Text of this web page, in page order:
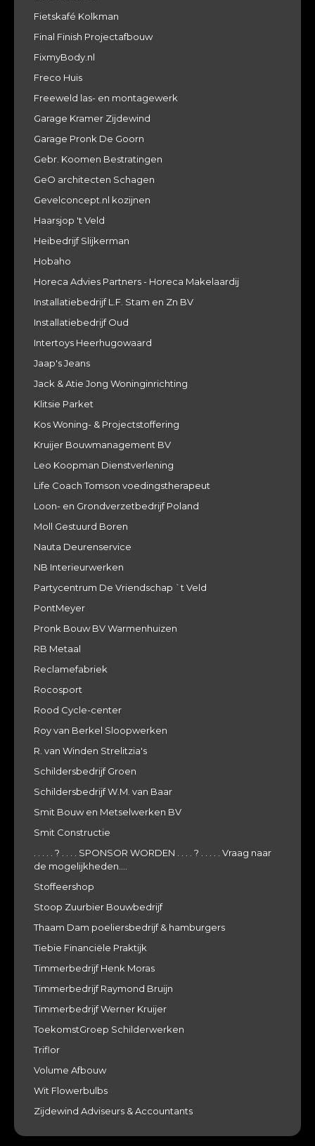
Fietskafé Kolkman
Final Finish Projectafbouw
FixmyBody.nl
Freco Huis
Freeweld las- en montagewerk
Garage Kramer Zijdewind
Garage Pronk De Goorn
Gebr. Koomen Bestratingen
GeO architecten Schagen
Gevelconcept.nl kozijnen
Haarsjop 't Veld
Heibedrijf Slijkerman
Hobaho
Horeca Advies Partners - Horeca Makelaardij
Installatiebedrijf L.F. Stam en Zn BV
Installatiebedrijf Oud
Intertoys Heerhugowaard
Jaap's Jeans
Jack & Atie Jong Woninginrichting
Klitsie Parket
Kos Woning- & Projectstoffering
Kruijer Bouwmanagement BV
Leo Koopman Dienstverlening
Life Coach Tomson voedingstherapeut
Loon- en Grondverzetbedrijf Poland
Moll Gestuurd Boren
Nauta Deurenservice
NB Interieurwerken
Partycentrum De Vriendschap `t Veld
PontMeyer
Pronk Bouw BV Warmenhuizen
RB Metaal
Reclamefabriek
Rocosport
Rood Cycle-center
Roy van Berkel Sloopwerken
R. van Winden Strelitzia's
Schildersbedrijf Groen
Schildersbedrijf W.M. van Baar
Smit Bouw en Metselwerken BV
Smit Constructie
. . . . . ? . . . . SPONSOR WORDEN . . . . ? . . . . . Vraag naar
de mogelijkheden....
Stoffeershop
Stoop Zuurbier Bouwbedrijf
Thaam Dam poeliersbedrijf & hamburgers
Tiebie Financiële Praktijk
Timmerbedrijf Henk Moras
Timmerbedrijf Raymond Bruijn
Timmerbedrijf Werner Kruijer
ToekomstGroep Schilderwerken
Triflor
Volume Afbouw
Wit Flowerbulbs
Zijdewind Adviseurs & Accountants